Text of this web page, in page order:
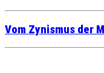
Vom Zynismus der